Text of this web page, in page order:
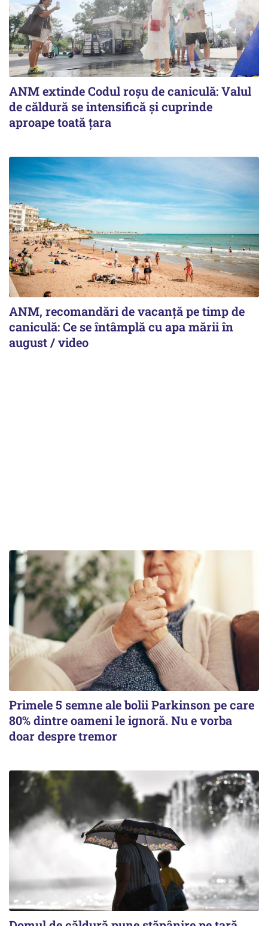
ANM extinde Codul roșu de caniculă: Valul
de căldură se intensifică și cuprinde
aproape toată țara
ANM, recomandări de vacanță pe timp de
caniculă: Ce se întâmplă cu apa mării în
august / video
Primele 5 semne ale bolii Parkinson pe care
80% dintre oameni le ignoră. Nu e vorba
doar despre tremor